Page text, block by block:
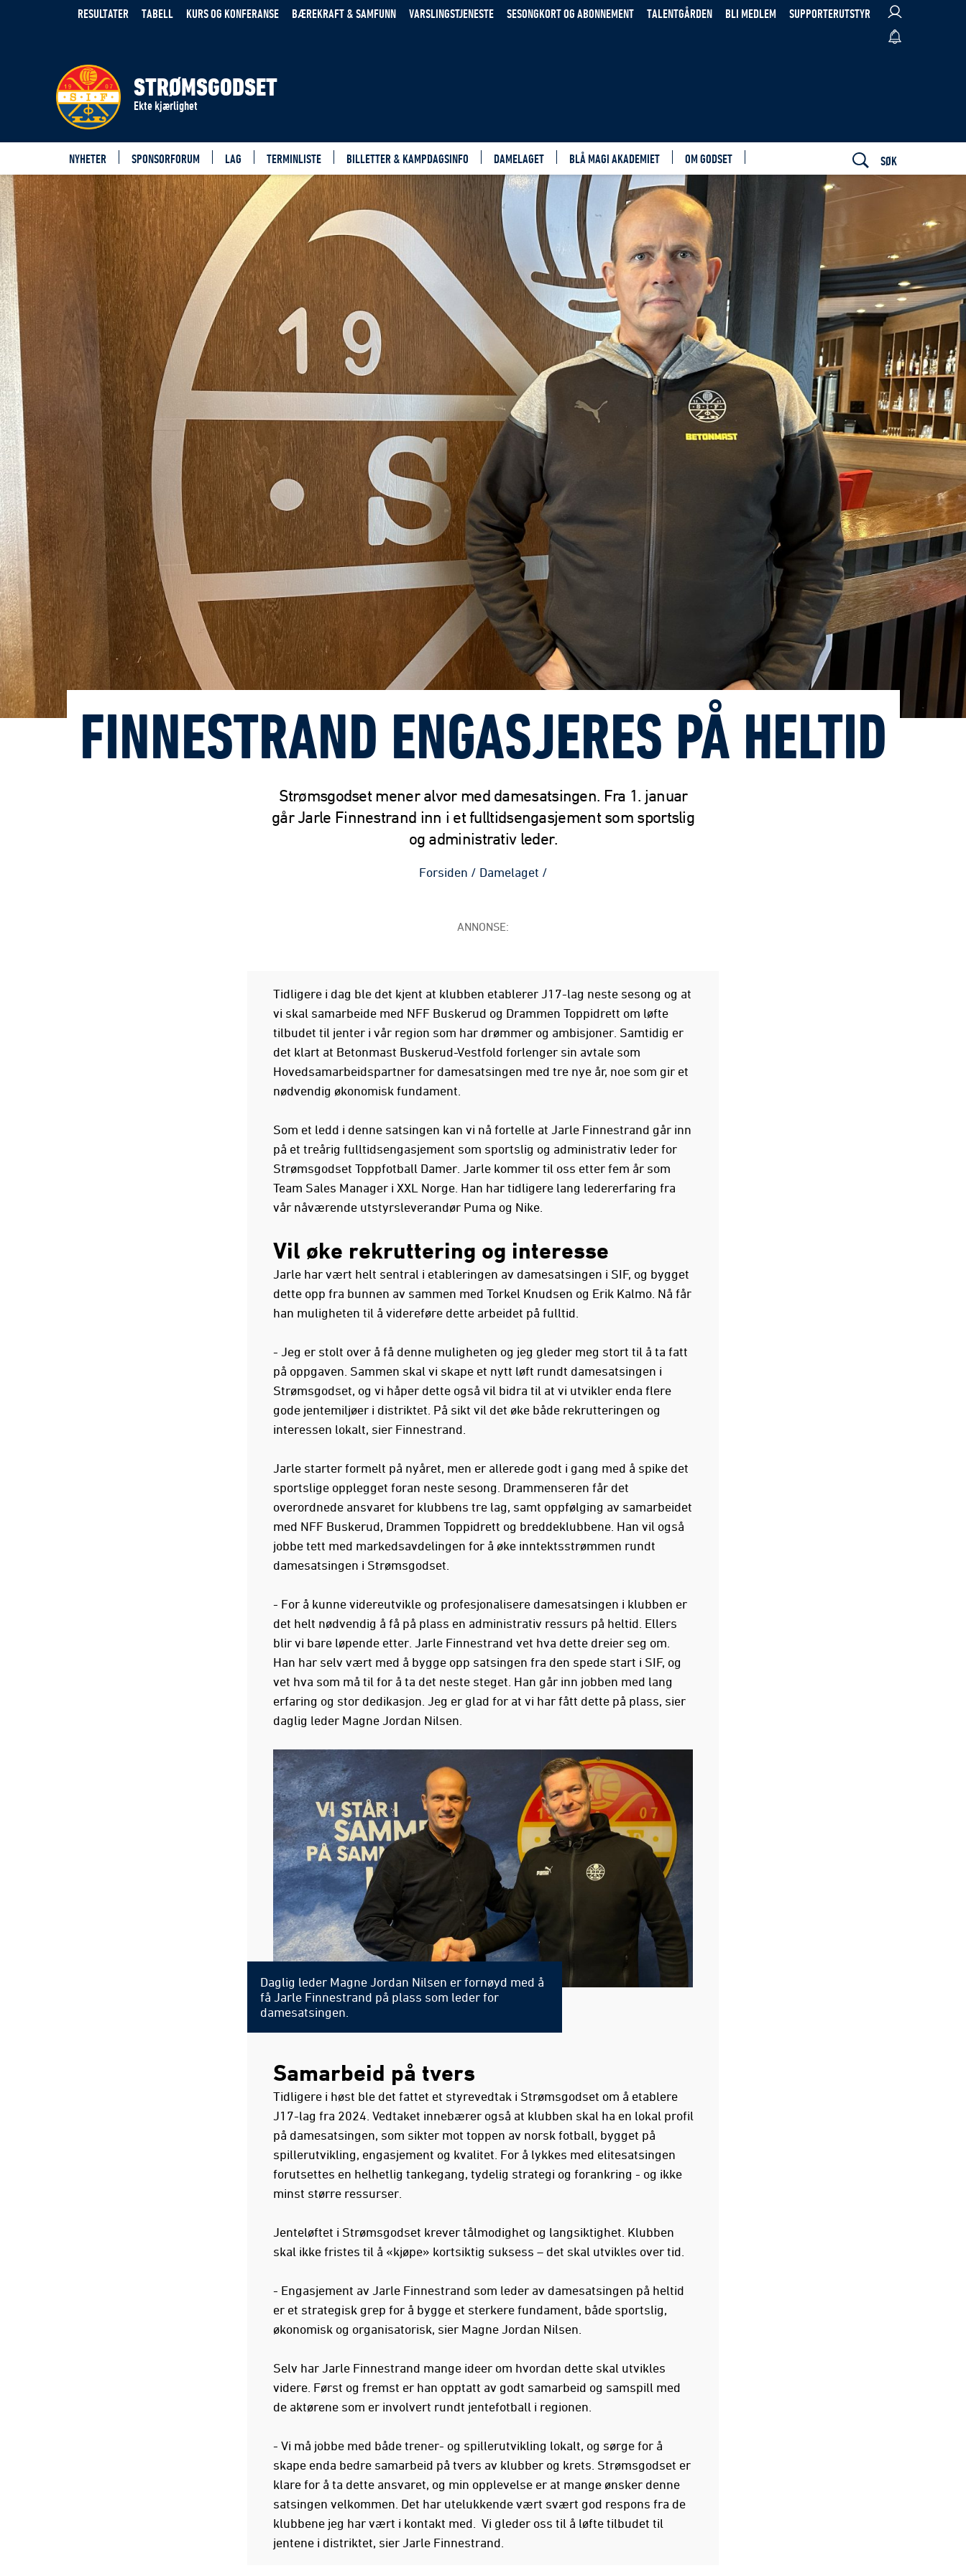
RESULTATER TABELL KURS OG KONFERANSE BÆREKRAFT & SAMFUNN VARSLINGSTJENESTE SESONGKORT OG ABONNEMENT TALENTGÅRDEN BLI MEDLEM SUPPORTERUTSTYR
STRØMSGODSET
Ekte kjærlighet
NYHETER SPONSORFORUM LAG TERMINLISTE BILLETTER & KAMPDAGSINFO DAMELAGET BLÅ MAGI AKADEMIET OM GODSET SØK
FINNESTRAND ENGASJERES PÅ HELTID
Strømsgodset mener alvor med damesatsingen. Fra 1. januar
går Jarle Finnestrand inn i et fulltidsengasjement som sportslig
og administrativ leder.
Forsiden / Damelaget /
ANNONSE:
Tidligere i dag ble det kjent at klubben etablerer J17-lag neste sesong og at
vi skal samarbeide med NFF Buskerud og Drammen Toppidrett om løfte
tilbudet til jenter i vår region som har drømmer og ambisjoner. Samtidig er
det klart at Betonmast Buskerud-Vestfold forlenger sin avtale som
Hovedsamarbeidspartner for damesatsingen med tre nye år, noe som gir et
nødvendig økonomisk fundament.
Som et ledd i denne satsingen kan vi nå fortelle at Jarle Finnestrand går inn
på et treårig fulltidsengasjement som sportslig og administrativ leder for
Strømsgodset Toppfotball Damer. Jarle kommer til oss etter fem år som
Team Sales Manager i XXL Norge. Han har tidligere lang ledererfaring fra
vår nåværende utstyrsleverandør Puma og Nike.
Vil øke rekruttering og interesse
Jarle har vært helt sentral i etableringen av damesatsingen i SIF, og bygget
dette opp fra bunnen av sammen med Torkel Knudsen og Erik Kalmo. Nå får
han muligheten til å videreføre dette arbeidet på fulltid.
- Jeg er stolt over å få denne muligheten og jeg gleder meg stort til å ta fatt
på oppgaven. Sammen skal vi skape et nytt løft rundt damesatsingen i
Strømsgodset, og vi håper dette også vil bidra til at vi utvikler enda flere
gode jentemiljøer i distriktet. På sikt vil det øke både rekrutteringen og
interessen lokalt, sier Finnestrand.
Jarle starter formelt på nyåret, men er allerede godt i gang med å spike det
sportslige opplegget foran neste sesong. Drammenseren får det
overordnede ansvaret for klubbens tre lag, samt oppfølging av samarbeidet
med NFF Buskerud, Drammen Toppidrett og breddeklubbene. Han vil også
jobbe tett med markedsavdelingen for å øke inntektsstrømmen rundt
damesatsingen i Strømsgodset.
- For å kunne videreutvikle og profesjonalisere damesatsingen i klubben er
det helt nødvendig å få på plass en administrativ ressurs på heltid. Ellers
blir vi bare løpende etter. Jarle Finnestrand vet hva dette dreier seg om.
Han har selv vært med å bygge opp satsingen fra den spede start i SIF, og
vet hva som må til for å ta det neste steget. Han går inn jobben med lang
erfaring og stor dedikasjon. Jeg er glad for at vi har fått dette på plass, sier
daglig leder Magne Jordan Nilsen.
Daglig leder Magne Jordan Nilsen er fornøyd med å
få Jarle Finnestrand på plass som leder for
damesatsingen.
Samarbeid på tvers
Tidligere i høst ble det fattet et styrevedtak i Strømsgodset om å etablere
J17-lag fra 2024. Vedtaket innebærer også at klubben skal ha en lokal profil
på damesatsingen, som sikter mot toppen av norsk fotball, bygget på
spillerutvikling, engasjement og kvalitet. For å lykkes med elitesatsingen
forutsettes en helhetlig tankegang, tydelig strategi og forankring - og ikke
minst større ressurser.
Jenteløftet i Strømsgodset krever tålmodighet og langsiktighet. Klubben
skal ikke fristes til å «kjøpe» kortsiktig suksess – det skal utvikles over tid.
- Engasjement av Jarle Finnestrand som leder av damesatsingen på heltid
er et strategisk grep for å bygge et sterkere fundament, både sportslig,
økonomisk og organisatorisk, sier Magne Jordan Nilsen.
Selv har Jarle Finnestrand mange ideer om hvordan dette skal utvikles
videre. Først og fremst er han opptatt av godt samarbeid og samspill med
de aktørene som er involvert rundt jentefotball i regionen.
- Vi må jobbe med både trener- og spillerutvikling lokalt, og sørge for å
skape enda bedre samarbeid på tvers av klubber og krets. Strømsgodset er
klare for å ta dette ansvaret, og min opplevelse er at mange ønsker denne
satsingen velkommen. Det har utelukkende vært svært god respons fra de
klubbene jeg har vært i kontakt med. Vi gleder oss til å løfte tilbudet til
jentene i distriktet, sier Jarle Finnestrand.